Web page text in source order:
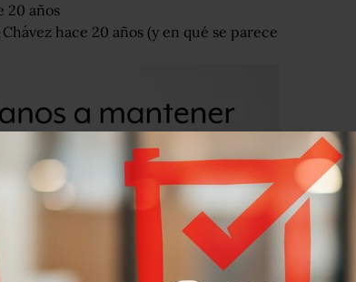
20 años
hace 20 años (y en qué se parece